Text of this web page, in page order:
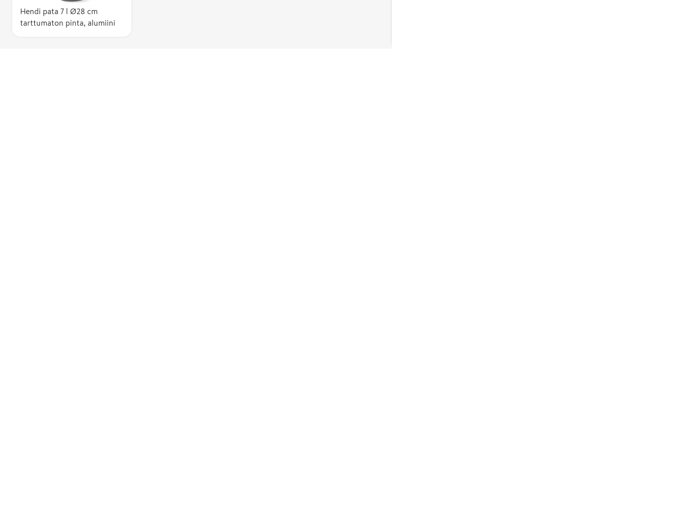
Hendi pata 7 l Ø28 cm
tarttumaton pinta, alumiini